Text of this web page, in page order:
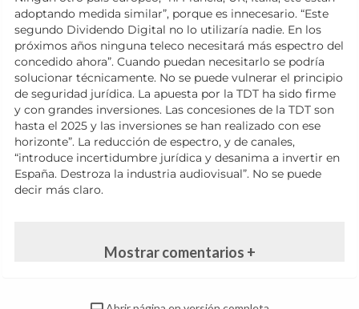
adoptando medida similar”, porque es innecesario. “Este
segundo Dividendo Digital no lo utilizaría nadie. En los
próximos años ninguna teleco necesitará más espectro del
concedido ahora”. Cuando puedan necesitarlo se podría
solucionar técnicamente. No se puede vulnerar el principio
de seguridad jurídica. La apuesta por la TDT ha sido firme
y con grandes inversiones. Las concesiones de la TDT son
hasta el 2025 y las inversiones se han realizado con ese
horizonte”. La reducción de espectro, y de canales,
“introduce incertidumbre jurídica y desanima a invertir en
España. Destroza la industria audiovisual”. No se puede
decir más claro.
Mostrar comentarios +